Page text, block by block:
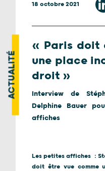
ACTUALITÉ
18 octobre 2021
« Paris doit
une place
droit »
Interview de
Delphine Bauer
affiches
Les petites affiches :
doit être vue comme